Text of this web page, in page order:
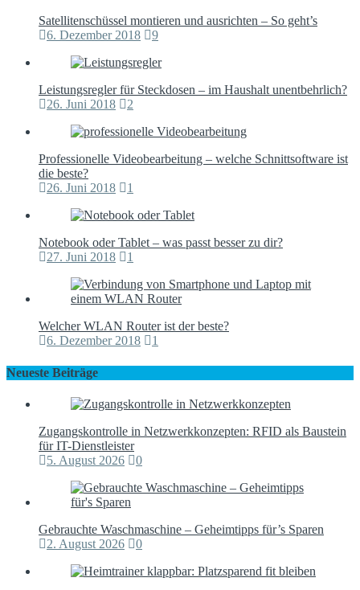
Satellitenschüssel montieren und ausrichten – So geht’s
6. Dezember 2018
9
Leistungsregler für Steckdosen – im Haushalt unentbehrlich?
26. Juni 2018
2
Professionelle Videobearbeitung – welche Schnittsoftware ist
die beste?
26. Juni 2018
1
Notebook oder Tablet – was passt besser zu dir?
27. Juni 2018
1
Welcher WLAN Router ist der beste?
6. Dezember 2018
1
Neueste Beiträge
Zugangskontrolle in Netzwerkkonzepten: RFID als Baustein
für IT-Dienstleister
5. August 2026
0
Gebrauchte Waschmaschine – Geheimtipps für’s Sparen
2. August 2026
0